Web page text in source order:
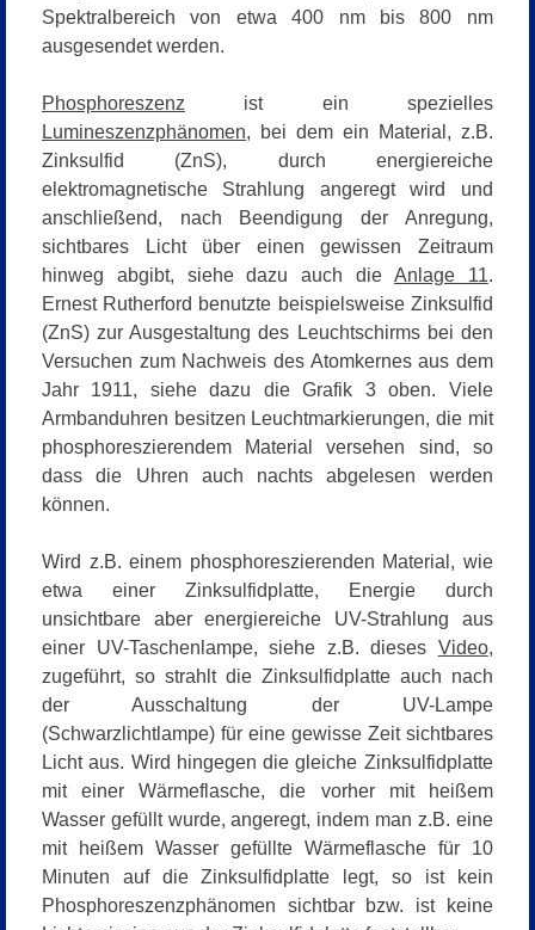
Spektralbereich von etwa 400 nm bis 800 nm
ausgesendet werden.
Phosphoreszenz ist ein spezielles
Lumineszenzphänomen, bei dem ein Material, z.B.
Zinksulfid (ZnS), durch energiereiche
elektromagnetische Strahlung angeregt wird und
anschließend, nach Beendigung der Anregung,
sichtbares Licht über einen gewissen Zeitraum
hinweg abgibt, siehe dazu auch die Anlage 11.
Ernest Rutherford benutzte beispielsweise Zinksulfid
(ZnS) zur Ausgestaltung des Leuchtschirms bei den
Versuchen zum Nachweis des Atomkernes aus dem
Jahr 1911, siehe dazu die Grafik 3 oben. Viele
Armbanduhren besitzen Leuchtmarkierungen, die mit
phosphoreszierendem Material versehen sind, so
dass die Uhren auch nachts abgelesen werden
können.
Wird z.B. einem phosphoreszierenden Material, wie
etwa einer Zinksulfidplatte, Energie durch
unsichtbare aber energiereiche UV-Strahlung aus
einer UV-Taschenlampe, siehe z.B. dieses Video,
zugeführt, so strahlt die Zinksulfidplatte auch nach
der Ausschaltung der UV-Lampe
(Schwarzlichtlampe) für eine gewisse Zeit sichtbares
Licht aus. Wird hingegen die gleiche Zinksulfidplatte
mit einer Wärmeflasche, die vorher mit heißem
Wasser gefüllt wurde, angeregt, indem man z.B. eine
mit heißem Wasser gefüllte Wärmeflasche für 10
Minuten auf die Zinksulfidplatte legt, so ist kein
Phosphoreszenzphänomen sichtbar bzw. ist keine